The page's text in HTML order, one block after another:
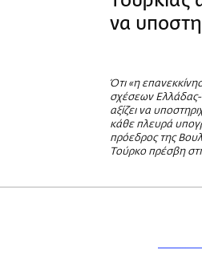
να
Ότι «η
σχέσεων Ελλάδας-
αξίζει να
κάθε πλευρά
πρόεδρος της
Τούρκο πρέσβη